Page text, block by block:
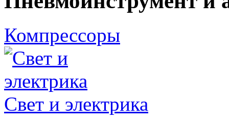
Компрессоры
Свет и электрика